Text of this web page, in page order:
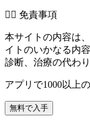
👨‍⚕️️ 免責事項
本サイトの内容は
イトのいかなる内
診断、治療の代わ
アプリで1000以上
無料で入手